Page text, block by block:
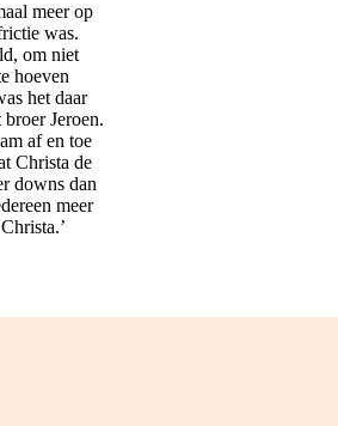
meer op
was.
om niet
hoeven
het daar
Jeroen.
af en toe
Christa de
downs dan
meer